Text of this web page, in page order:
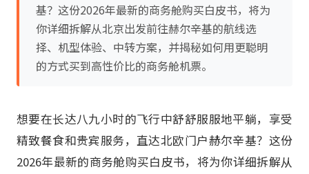
基？这份2026年最新的商务舱购买白皮书，将为
你详细拆解从北京出发前往赫尔辛基的航线选
择、机型体验、中转方案，并揭秘如何用更聪明
的方式买到高性价比的商务舱机票。
想要在长达八九小时的飞行中舒舒服服地平躺，享受
精致餐食和贵宾服务，直达北欧门户赫尔辛基？这份
2026年最新的商务舱购买白皮书，将为你详细拆解从